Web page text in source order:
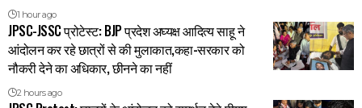
1 hour ago
JPSC-JSSC प्रोटेस्ट: BJP प्रदेश अघ्यक्ष आदित्य साहू ने
आंदोलन कर रहे छात्रों से की मुलाकात,कहा-सरकार को
नौकरी देने का अधिकार, छीनने का नहीं
2 hours ago